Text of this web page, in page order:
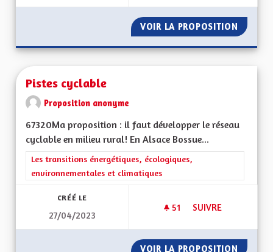
VOIR LA PROPOSITION
Pistes cyclable
Proposition anonyme
67320Ma proposition : il faut développer le réseau
cyclable en milieu rural! En Alsace Bossue...
Filtrer les résultats de la catégorie : Les transitions
Les transitions énergétiques, écologiques,
environnementales et climatiques
CRÉÉ LE
27/04/2023
51 51 ABONNÉS
SUIVRE
VOIR LA PROPOSITION PISTES